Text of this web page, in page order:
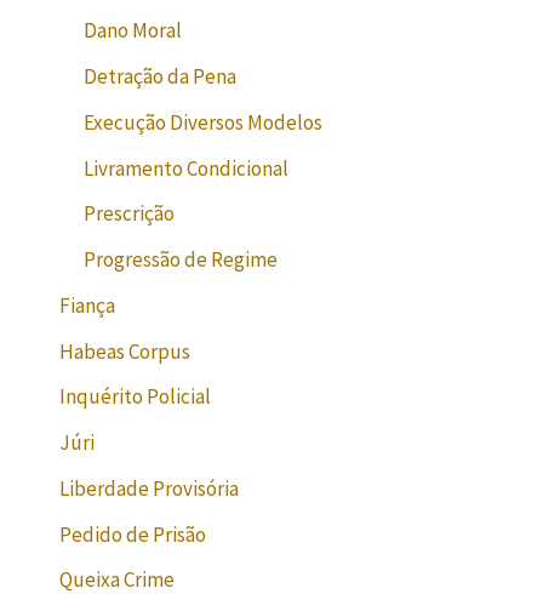
Dano Moral
Detração da Pena
Execução Diversos Modelos
Livramento Condicional
Prescrição
Progressão de Regime
Fiança
Habeas Corpus
Inquérito Policial
Júri
Liberdade Provisória
Pedido de Prisão
Queixa Crime